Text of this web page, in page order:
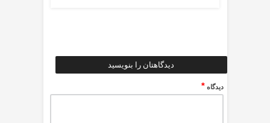
دیدگاهتان را بنویسید
دیدگاه*